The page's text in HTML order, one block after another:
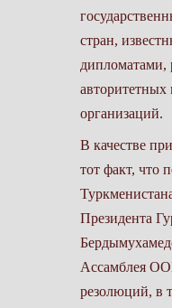
стран,
дипломатами,
организаций.
В качестве
тот факт, что
Президента
Ассамблея
резолюций, в